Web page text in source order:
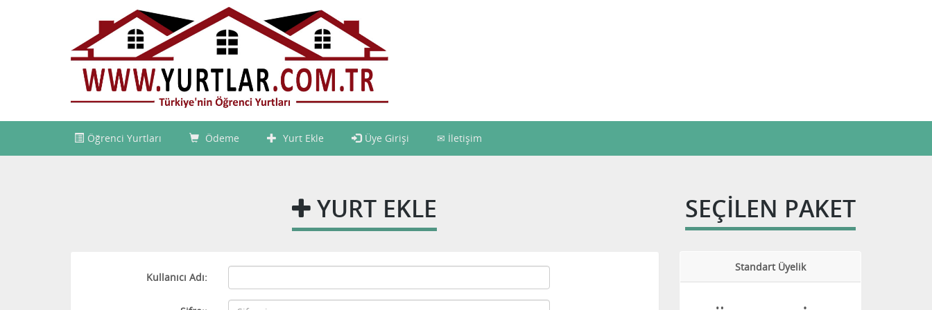
Öğrenci Yurtları Ödeme Yurt Ekle Üye Girişi İletişim
YURT EKLE
Kullanıcı Adı:
SEÇİLEN PAKET
Standart Üyelik